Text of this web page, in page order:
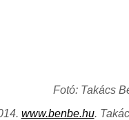
Fotó: Takács
www.benbe.hu.